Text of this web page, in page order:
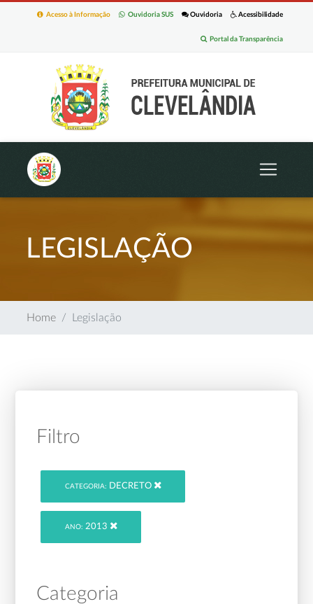
Acessibilidade
Ouvidoria
Ouvidoria SUS
Acesso à Informação
Portal da Transparência
LEGISLAÇÃO
Home Legislação
Filtro
CATEGORIA: DECRETO
ANO: 2013
Categoria